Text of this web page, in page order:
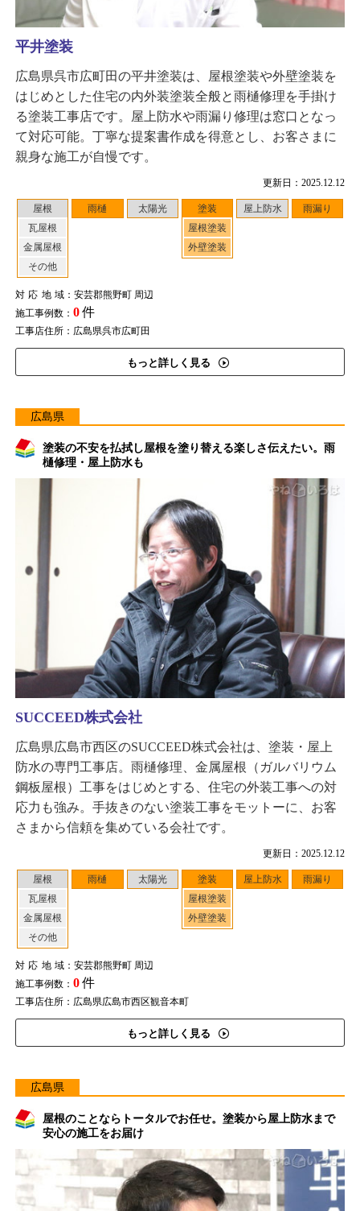
更新日：2025.12.12
屋根
瓦屋根
金属屋根
その他
雨樋 太陽光
塗装
屋根塗装
外壁塗装
屋上防水 雨漏り
対応地域：安芸郡熊野町 周辺
施工事例数： 0件
工事店住所：広島県呉市広町田
もっと詳しく見る
平井塗装
広島県呉市広町田の平井塗装は、屋根塗装や外壁塗装を
はじめとした住宅の内外装塗装全般と雨樋修理を手掛け
る塗装工事店です。屋上防水や雨漏り修理は窓口となっ
て対応可能。丁寧な提案書作成を得意とし、お客さまに
親身な施工が自慢です。
広島県
塗装の不安を払拭し屋根を塗り替える楽しさ伝えたい。雨
樋修理・屋上防水も
更新日：2025.12.12
屋根
瓦屋根
金属屋根
その他
雨樋 太陽光
塗装
屋根塗装
外壁塗装
屋上防水 雨漏り
対応地域：安芸郡熊野町 周辺
施工事例数： 0件
工事店住所：広島県広島市西区観音本町
もっと詳しく見る
SUCCEED株式会社
広島県広島市西区のSUCCEED株式会社は、塗装・屋上
防水の専門工事店。雨樋修理、金属屋根（ガルバリウム
鋼板屋根）工事をはじめとする、住宅の外装工事への対
応力も強み。手抜きのない塗装工事をモットーに、お客
さまから信頼を集めている会社です。
広島県
屋根のことならトータルでお任せ。塗装から屋上防水まで
安心の施工をお届け